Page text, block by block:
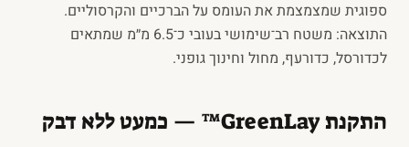
ספוגית שמצמצמת את העומס על הברכיים והקרסוליים.
התוצאה: משטח רב־שימושי בעובי כ־6.5 מ״מ שמתאים
לכדורסל, כדורעף, מחול וחינוך גופני.
התקנת GreenLay™ — כמעט ללא דבק